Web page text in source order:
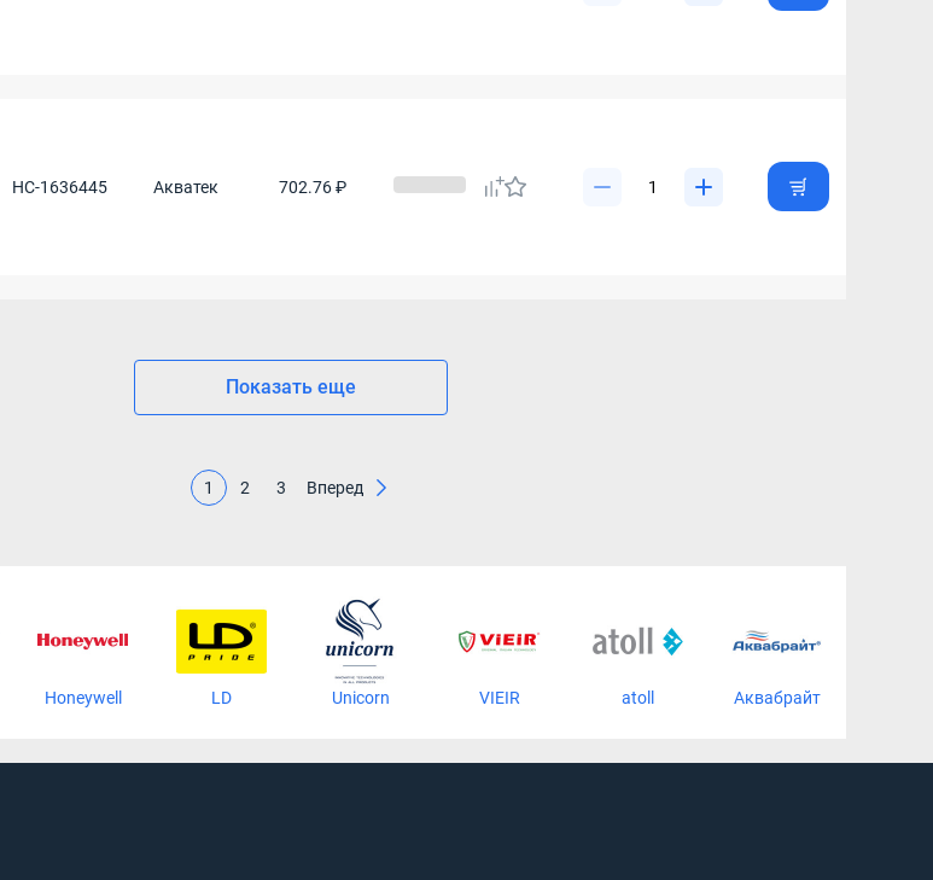
НС-1636445 Акватек 702.76 ₽
Показать еще
1 2 3 Вперед
Honeywell LD Unicorn VIEIR atoll Аквабрайт